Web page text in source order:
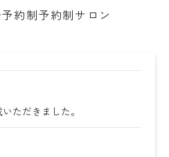
約制予約制サロン
ただきました。